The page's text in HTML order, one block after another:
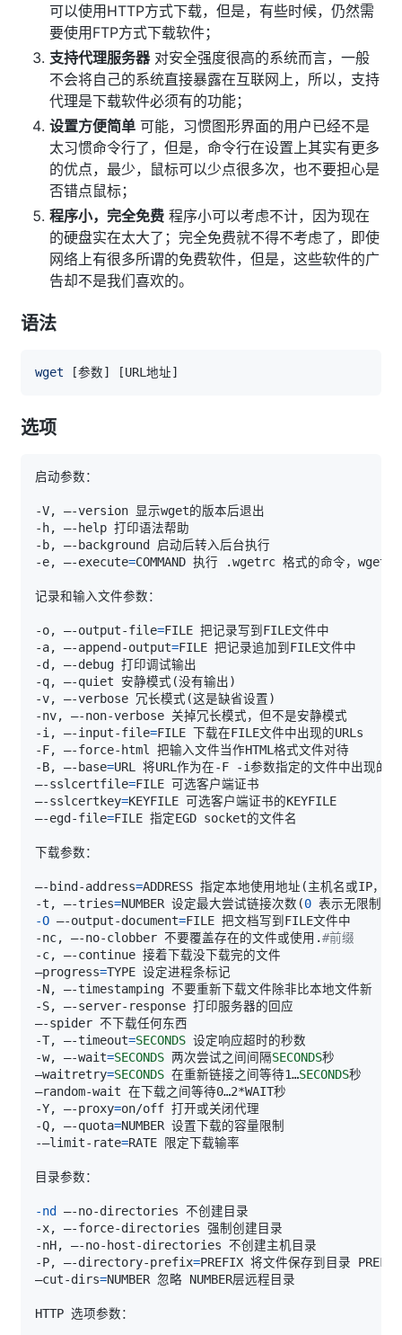
可以使用HTTP方式下载，但是，有些时候，仍然需
要使用FTP方式下载软件；
支持代理服务器对安全强度很高的系统而言，一般
不会将自己的系统直接暴露在互联网上，所以，支持
代理是下载软件必须有的功能；
设置方便简单 可能，习惯图形界面的用户已经不是
太习惯命令行了，但是，命令行在设置上其实有更多
的优点，最少，鼠标可以少点很多次，也不要担心是
否错点鼠标；
程序小，完全免费 程序小可以考虑不计，因为现在
的硬盘实在太大了；完全免费就不得不考虑了，即使
网络上有很多所谓的免费软件，但是，这些软件的广
告却不是我们喜欢的。
语法
wget [参数] [URL地址]
选项
-e, –-execute=
-o, –-output-file=
-a, –-append-output=
-q, –-quiet 安静模式 (没有输出)
-v, –-verbose 冗长模式 (这是缺省设置)
-i, –-input-file=
-B, –-base=
–-sslcertfile=
–-sslcertkey=
–-egd-file=
–-bind-address=ADDRESS 指定本地使用地址 (主机名或IP，当
-t, –-tries=NUMBER 设定最大尝试链接次数 (0 表示无限制
-O –-output-document=
-nc, –-no-clobber 不要覆盖存在的文件或使用.#前缀
–progress=
-T, –-timeout=SECONDS
-w, –-wait=SECONDS 两次尝试之间间隔SECONDS
–waitretry=SECONDS 在重新链接之间等待1…SECONDS
-Y, –-proxy=
-Q, –-quota=
-–limit-rate=
-nd
-P, –-directory-prefix=
–cut-dirs=